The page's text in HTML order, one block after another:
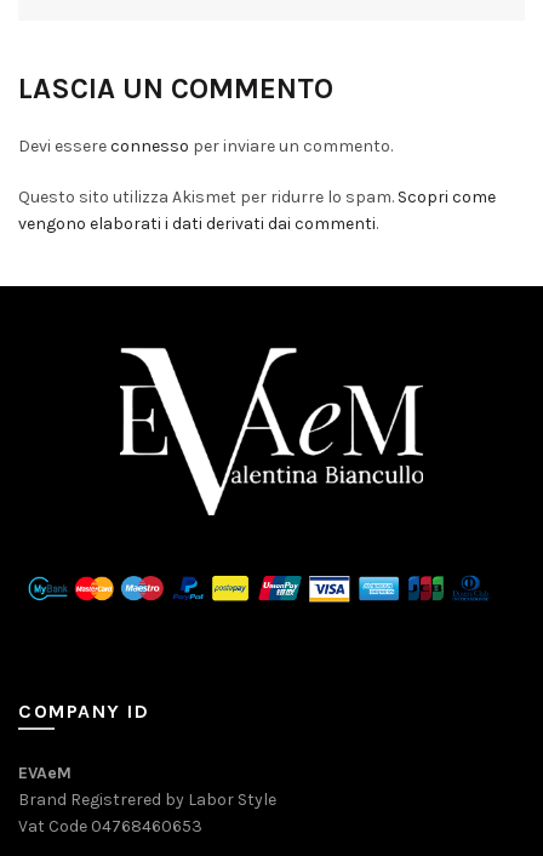
LASCIA UN COMMENTO
Devi essereconnesso per inviare un commento.
Questo sito utilizza Akismet per ridurre lo spam. Scopri come
vengono elaborati i dati derivati dai commenti.
COMPANY ID
EVAeM
Brand Registrered by Labor Style
Vat Code 04768460653